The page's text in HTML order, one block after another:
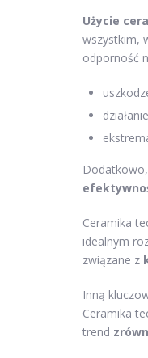
Użycie
wszystkim,
odporność
Ceramika
idealnym
związane z
Inną
Ceramika
trend